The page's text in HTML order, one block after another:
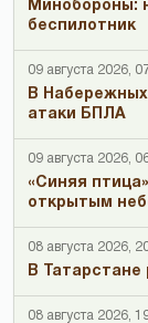
Минобороны:
беспилотник
09 августа 2026,
В Набережных
атаки БПЛА
09 августа 2026,
«Синяя
открытым
08 августа 2026,
В Татарстане
08 августа 2026,